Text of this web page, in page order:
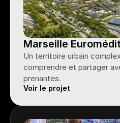
Marseille
Un territoire urbain
comprendre et partager
prenantes.
Voir le projet